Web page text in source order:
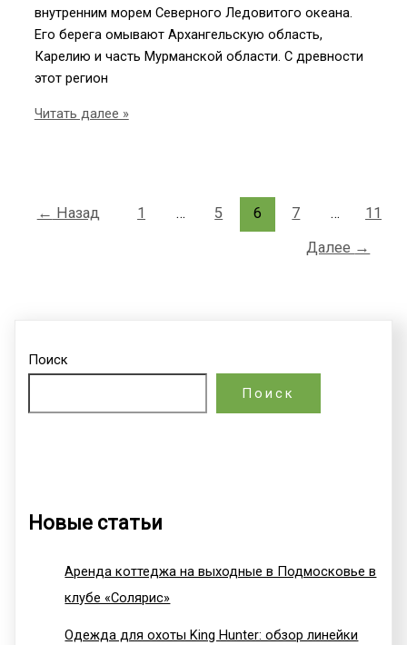
внутренним морем Северного Ледовитого океана.
Его берега омывают Архангельскую область,
Карелию и часть Мурманской области. С древности
этот регион
Путешествие
откройте
Читать далее »
← Назад 1 … 5 6 7 … 11
Далее →
Поиск
Поиск
Новые статьи
Аренда коттеджа на выходные в Подмосковье в
клубе «Солярис»
Одежда для охоты King Hunter: обзор линейки